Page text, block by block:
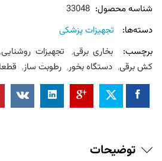
شش
شناسه محصول: 33048
دسته‌ها:
تجهیزات پزشکی
برچسب:
بخاری برقی, تجهیزات روشنایی,
کش برقی, دستگاه بخور, رطوبت ساز,
توضیحات